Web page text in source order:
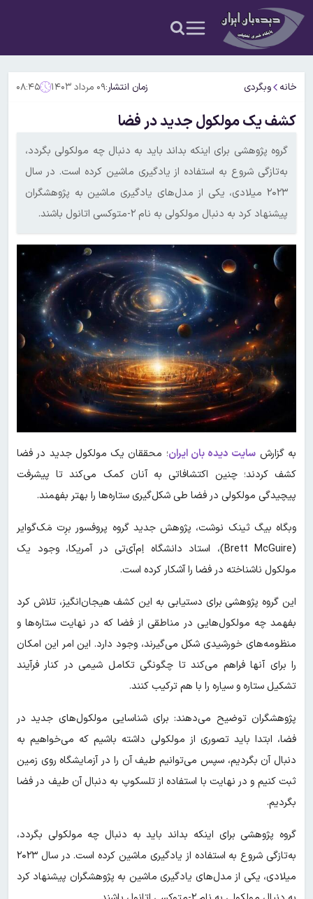
خانه وبگردی زمان انتشار:۰۹ مرداد ۱۴۰۳ ۰۸:۴۵
کشف یک مولکول جدید در فضا
گروه پژوهشی برای اینکه بداند باید به دنبال چه مولکولی بگردد،
به‌تازگی شروع به استفاده از یادگیری ماشین کرده است. در سال
۲۰۲۳ میلادی، یکی از مدل‌های یادگیری ماشین به پژوهشگران
پیشنهاد کرد به دنبال مولکولی به نام ۲-متوکسی اتانول باشند.
به گزارش سایت دیده بان ایران؛ محققان یک مولکول جدید در فضا
کشف کردند؛ چنین اکتشافاتی به آنان کمک می‌کند تا پیشرفت
پیچیدگی مولکولی در فضا طی شکل‌گیری ستاره‌ها را بهتر بفهمند.
وبگاه بیگ ثینک نوشت، پژوهش جدید گروه پروفسور برِت مَک‌گوایر
(Brett McGuire)، استاد دانشگاه اِم‌آی‌تی در آمریکا، وجود یک
مولکول ناشناخته در فضا را آشکار کرده است.
این گروه پژوهشی برای دستیابی به این کشف هیجان‌انگیز، تلاش کرد
بفهمد چه مولکول‌هایی در مناطقی از فضا که در نهایت ستاره‌ها و
منظومه‌های خورشیدی شکل می‌گیرند، وجود دارد. این امر این امکان
را برای آنها فراهم می‌کند تا چگونگی تکامل شیمی در کنار فرآیند
تشکیل ستاره و سیاره را با هم ترکیب کنند.
پژوهشگران توضیح می‌دهند: برای شناسایی مولکول‌های جدید در
فضا، ابتدا باید تصوری از مولکولی داشته باشیم که می‌خواهیم به
دنبال آن بگردیم، سپس می‌توانیم طیف آن را در آزمایشگاه روی زمین
ثبت کنیم و در نهایت با استفاده از تلسکوپ به دنبال آن طیف در فضا
بگردیم.
گروه پژوهشی برای اینکه بداند باید به دنبال چه مولکولی بگردد،
به‌تازگی شروع به استفاده از یادگیری ماشین کرده است. در سال ۲۰۲۳
میلادی، یکی از مدل‌های یادگیری ماشین به پژوهشگران پیشنهاد کرد